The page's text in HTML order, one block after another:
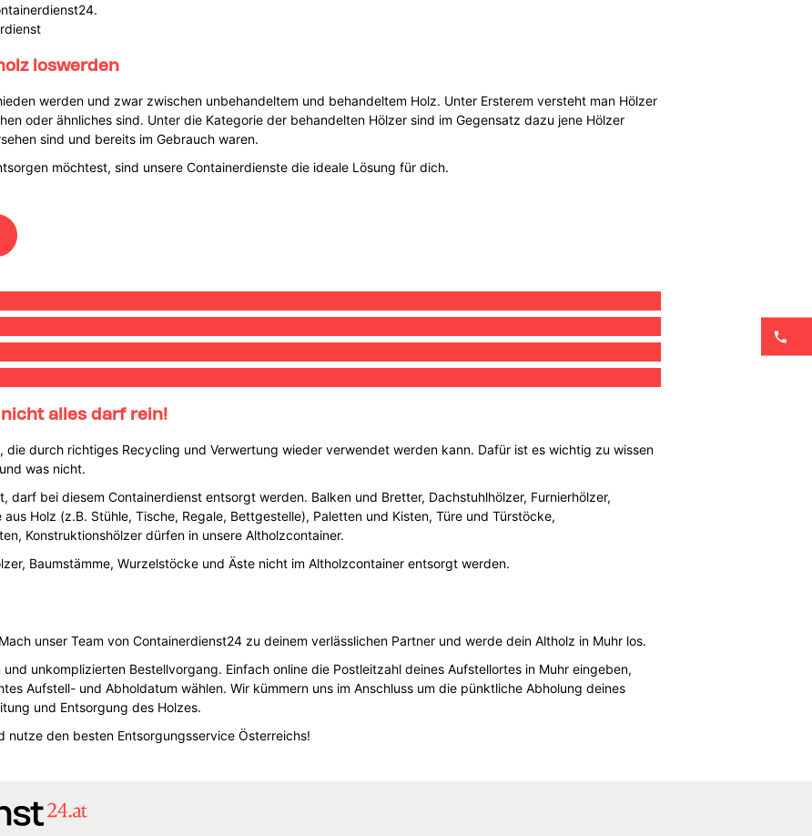
loswerden
werden und zwar zwischen unbehandeltem und behandeltem Holz. Unter Ersterem versteht man Hölzer
oder ähnliches sind. Unter die Kategorie der behandelten Hölzer sind im Gegensatz dazu jene Hölzer
sind und bereits im Gebrauch waren.
möchtest, sind unsere Containerdienste die ideale Lösung für dich.
alles darf rein!
die durch richtiges Recycling und Verwertung wieder verwendet werden kann. Dafür ist es wichtig zu wissen
was nicht.
darf bei diesem Containerdienst entsorgt werden. Balken und Bretter, Dachstuhlhölzer, Furnierhölzer,
Holz (z.B. Stühle, Tische, Regale, Bettgestelle), Paletten und Kisten, Türe und Türstöcke,
Konstruktionshölzer dürfen in unsere Altholzcontainer.
Baumstämme, Wurzelstöcke und Äste nicht im Altholzcontainer entsorgt werden.
unser Team von Containerdienst24 zu deinem verlässlichen Partner und werde dein Altholz in Muhr los.
unkomplizierten Bestellvorgang. Einfach online die Postleitzahl deines Aufstellortes in Muhr eingeben,
Aufstell- und Abholdatum wählen. Wir kümmern uns im Anschluss um die pünktliche Abholung deines
und Entsorgung des Holzes.
nutze den besten Entsorgungsservice Österreichs!